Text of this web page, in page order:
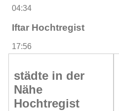
04:34
Iftar Hochtregist
17:56
städte in der
Nähe
Hochtregist